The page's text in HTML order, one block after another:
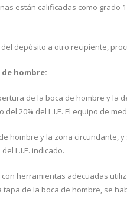
a doble pared
están calificadas como grado 1
depósito a otro recipiente,
hombre:
de la boca de hombre y la
20% del L.I.E. El equipo de
hombre y la zona
L.I.E. indicado.
herramientas adecuadas
de la boca de hombre, se